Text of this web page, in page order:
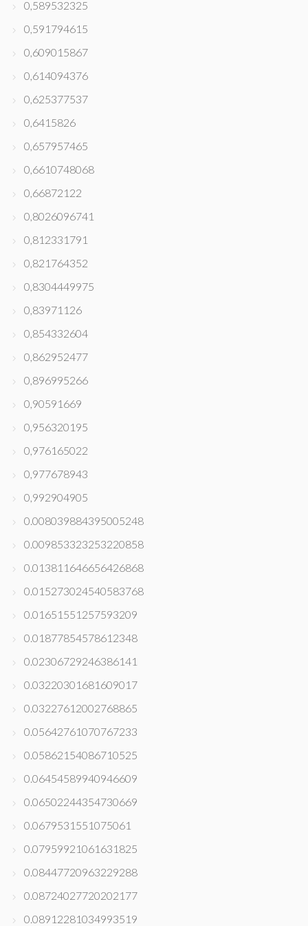
0,589532325
0,591794615
0,609015867
0,614094376
0,625377537
0,6415826
0,657957465
0,6610748068
0,66872122
0,8026096741
0,812331791
0,821764352
0,8304449975
0,83971126
0,854332604
0,862952477
0,896995266
0,90591669
0,956320195
0,976165022
0,977678943
0,992904905
0.008039884395005248
0.009853323253220858
0.013811646656426868
0.015273024540583768
0.01651551257593209
0.01877854578612348
0.02306729246386141
0.03220301681609017
0.03227612002768865
0.05642761070767233
0.05862154086710525
0.06454589940946609
0.06502244354730669
0.0679531551075061
0.07959921061631825
0.08447720963229288
0.08724027720202177
0.08912281034993519